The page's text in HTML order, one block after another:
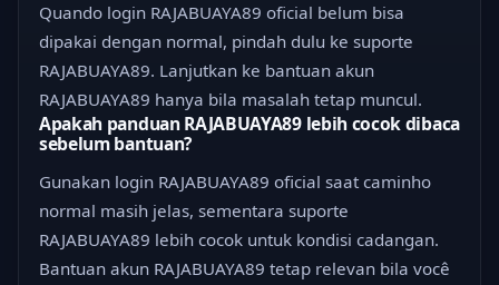
Quando login RAJABUAYA89 oficial belum bisa
dipakai dengan normal, pindah dulu ke suporte
RAJABUAYA89. Lanjutkan ke bantuan akun
RAJABUAYA89 hanya bila masalah tetap muncul.
Apakah panduan RAJABUAYA89 lebih cocok dibaca
sebelum bantuan?
Gunakan login RAJABUAYA89 oficial saat caminho
normal masih jelas, sementara suporte
RAJABUAYA89 lebih cocok untuk kondisi cadangan.
Bantuan akun RAJABUAYA89 tetap relevan bila você